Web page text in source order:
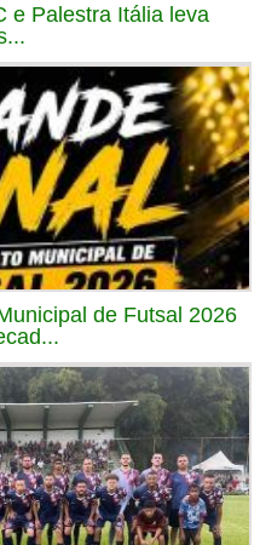
e Palestra Itália leva
de Futsal 2026